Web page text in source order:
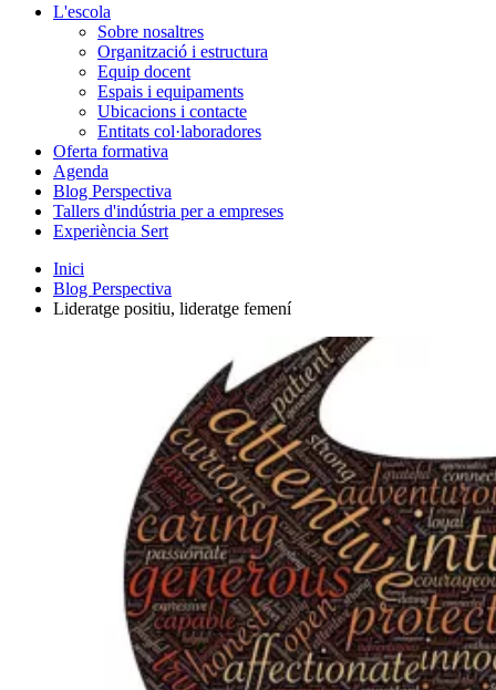
L'escola
Sobre nosaltres
Organització i estructura
Equip docent
Espais i equipaments
Ubicacions i contacte
Entitats col·laboradores
Oferta formativa
Agenda
Blog Perspectiva
Tallers d'indústria per a empreses
Experiència Sert
Inici
Blog Perspectiva
Lideratge positiu, lideratge femení